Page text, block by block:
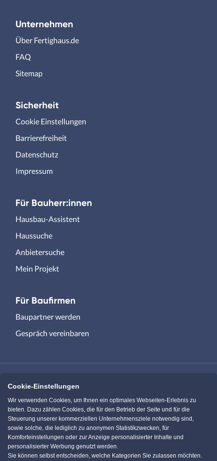
Unternehmen
Über Fertighaus.de
FAQ
Sitemap
Sicherheit
Cookie Einstellungen
Barrierefreiheit
Datenschutz
Impressum
Für Bauherr:innen
Hausbau-Assistent
Haussuche
Anbietersuche
Mein Projekt
Für Baufirmen
Baupartner werden
Gespräch vereinbaren
Immowelt.de Bauen.de
Massivhaus.de Bungalow.de
Einfamilienhaus.de
Cookie-Einstellungen
Wir verwenden Cookies, um Ihnen ein optimales Webseiten-Erlebnis zu
bieten. Dazu zählen Cookies, die für den Betrieb der Seite und für die
Steuerung unserer kommerziellen Unternehmensziele notwendig sind,
sowie solche, die lediglich zu anonymen Statistikzwecken, für
Komforteinstellungen oder zur Anzeige personalisierter Inhalte und
personalisierter Werbung genutzt werden.
Sie können selbst entscheiden, welche Kategorien Sie zulassen möchten.